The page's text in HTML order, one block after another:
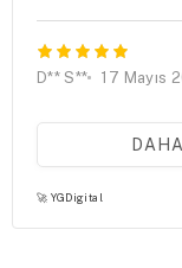
D** S**
17 Mayıs
ürünün overlok
🚀 YGDigital